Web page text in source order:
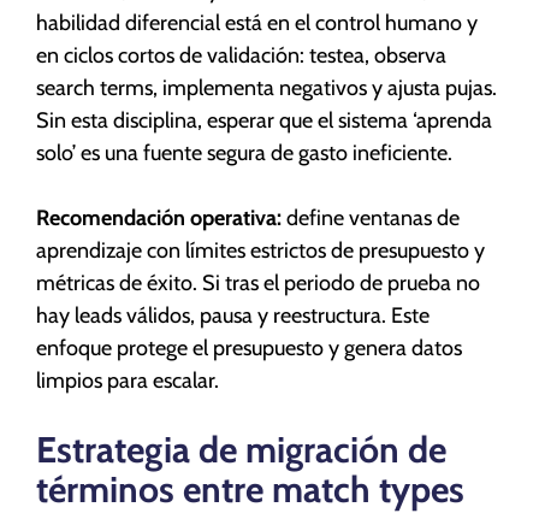
habilidad diferencial está en el control humano y
en ciclos cortos de validación: testea, observa
search terms, implementa negativos y ajusta pujas.
Sin esta disciplina, esperar que el sistema ‘aprenda
solo’ es una fuente segura de gasto ineficiente.
Recomendación operativa:define ventanas de
aprendizaje con límites estrictos de presupuesto y
métricas de éxito. Si tras el periodo de prueba no
hay leads válidos, pausa y reestructura. Este
enfoque protege el presupuesto y genera datos
limpios para escalar.
Estrategia de migración de
términos entre match types